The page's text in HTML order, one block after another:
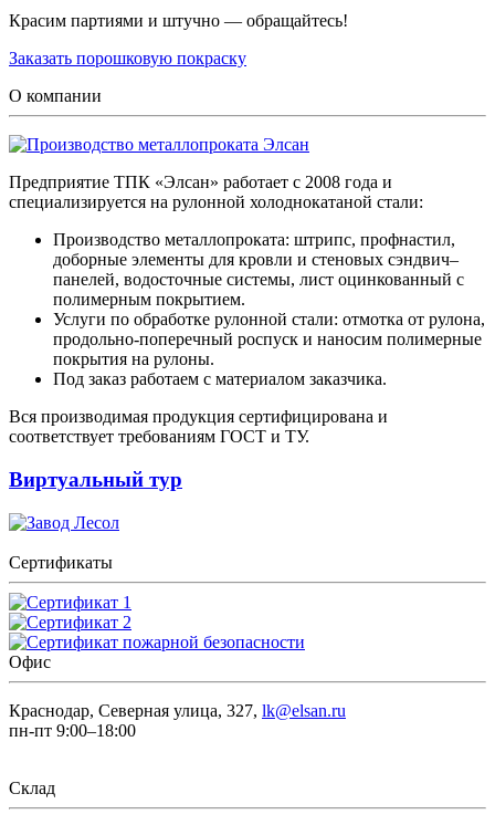
Красим партиями и штучно — обращайтесь!
Заказать порошковую покраску
О компании
Предприятие ТПК «Элсан» работает с 2008 года и
специализируется на рулонной холоднокатаной стали:
Производство металлопроката: штрипс, профнастил,
доборные элементы для кровли и стеновых сэндвич–
панелей, водосточные системы, лист оцинкованный с
полимерным покрытием.
Услуги по обработке рулонной стали: отмотка от рулона,
продольно-поперечный роспуск и наносим полимерные
покрытия на рулоны.
Под заказ работаем с материалом заказчика.
Вся производимая продукция сертифицирована и
соответствует требованиям ГОСТ и ТУ.
Виртуальный тур
Сертификаты
Офис
Краснодар, Северная улица, 327, lk@elsan.ru
пн-пт 9:00–18:00
Склад